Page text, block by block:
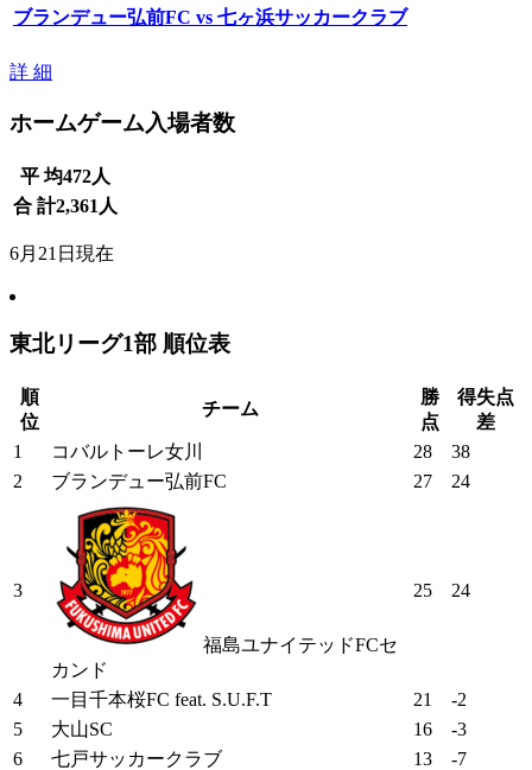
ブランデュー弘前FC vs 七ヶ浜サッカークラブ
詳 細
ホームゲーム入場者数
平 均472人
合 計2,361 人
6月21日現在
東北リーグ1部 順位表
順
位
チーム
勝
点
得失点
差
1
コバルトーレ女川 28
38
2
ブランデュー弘前FC 27 24
3
福島ユナイテッドFCセ
カンド
25 24
4 一目千本桜FC feat. S.U.F.T 21
-2
5
大山SC 16
-3
6
七戸サッカークラブ 13
-7